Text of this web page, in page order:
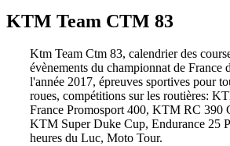
KTM Team CTM 83
Ktm Team Ctm 83, calendrier des
évènements du championnat de France
l'année 2017, épreuves sportives pour
roues, compétitions sur les routières:
France Promosport 400, KTM RC 390
KTM Super Duke Cup, Endurance 25
heures du Luc, Moto Tour.